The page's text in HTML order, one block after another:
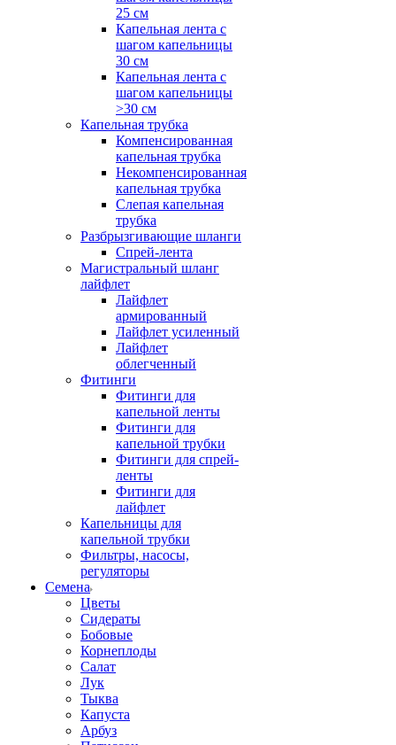
25 см
Капельная лента с
шагом капельницы
30 см
Капельная лента с
шагом капельницы
>30 см
Капельная трубка
Компенсированная
капельная трубка
Некомпенсированная
капельная трубка
Слепая капельная
трубка
Разбрызгивающие шланги
Спрей-лента
Магистральный шланг
лайфлет
Лайфлет
армированный
Лайфлет усиленный
Лайфлет
облегченный
Фитинги
Фитинги для
капельной ленты
Фитинги для
капельной трубки
Фитинги для спрей-
ленты
Фитинги для
лайфлет
Капельницы для
капельной трубки
Фильтры, насосы,
регуляторы
Семена
Цветы
Сидераты
Бобовые
Корнеплоды
Салат
Лук
Тыква
Капуста
Арбуз